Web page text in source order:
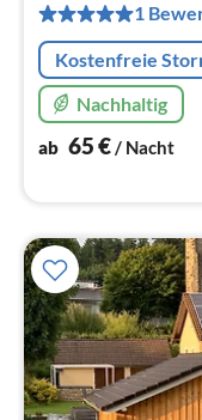
1
Kostenfreie
Nachhaltig
ab 65€/ Nacht